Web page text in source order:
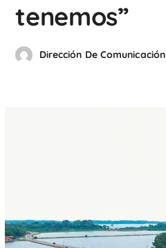
tenemos”
Dirección De Comunicación